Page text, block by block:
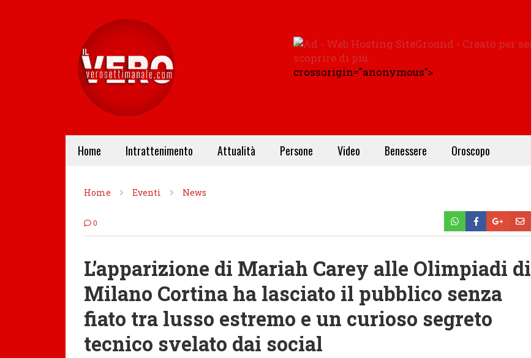
crossorigin="anonymous">
Home Intrattenimento Attualità Persone Video Benessere Oroscopo
Home Eventi News
0
L’apparizione di Mariah Carey alle Olimpiadi di
Milano Cortina ha lasciato il pubblico senza
fiato tra lusso estremo e un curioso segreto
tecnico svelato dai social